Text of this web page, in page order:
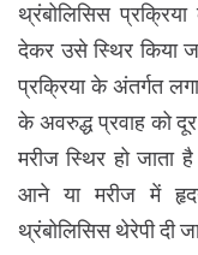
थ्रंबोलिसिस
देकर उसे स्थिर किया
प्रक्रिया के अंतर्गत
के अवरुद्ध प्रवाह को
मरीज स्थिर हो
आने या मरीज में
थ्रंबोलिसिस थेरेपी दी